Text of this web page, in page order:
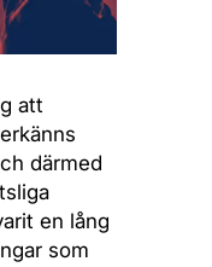
att
därmed
en lång
som